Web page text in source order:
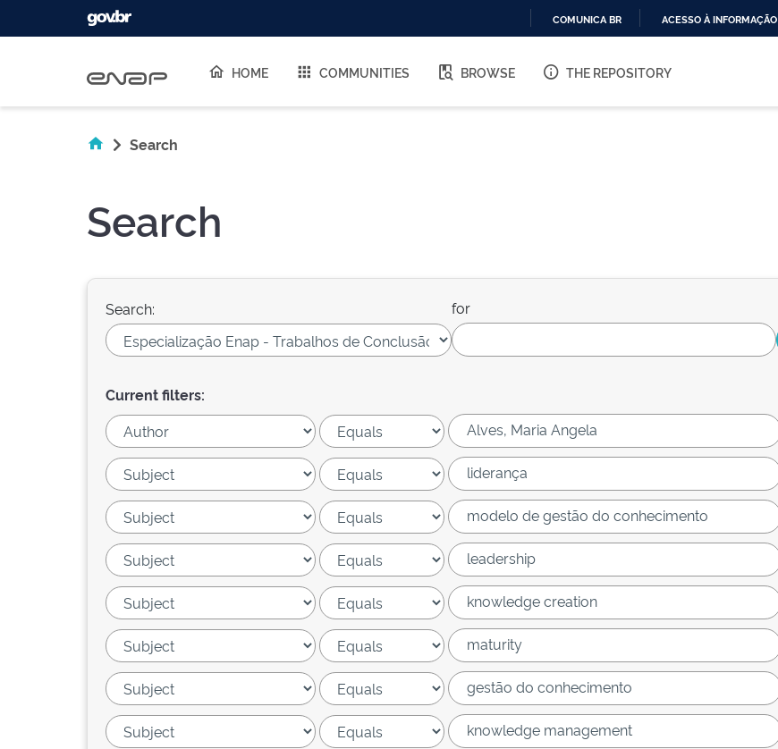
O
COMUNICA BR ACESSO À INFORMAÇÃO
HOME COMMUNITIES BROWSE THE REPOSITORY
Search
Search
Search: for
Current filters: